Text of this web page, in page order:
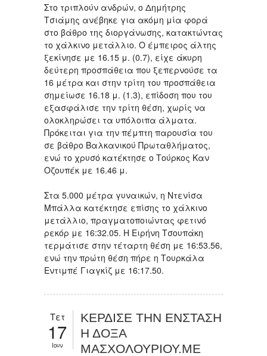
Στο τριπλούν ανδρών, ο Δημήτρης
Τσιάμης ανέβηκε για ακόμη μία φορά
στο βάθρο της διοργάνωσης, κατακτώντας
το χάλκινο μετάλλιο. Ο έμπειρος άλτης
ξεκίνησε με 16.15 μ. (0.7), είχε άκυρη
δεύτερη προσπάθεια που ξεπερνούσε τα
16 μέτρα και στην τρίτη του προσπάθεια
σημείωσε 16.18 μ. (1.3), επίδοση που του
εξασφάλισε την τρίτη θέση, χωρίς να
ολοκληρώσει τα υπόλοιπα άλματα.
Πρόκειται για την πέμπτη παρουσία του
σε βάθρο Βαλκανικού Πρωταθλήματος,
ενώ το χρυσό κατέκτησε ο Τούρκος Καν
Οζουπέκ με 16.46 μ.
Στα 5.000 μέτρα γυναικών, η Ντενίσα
Μπάλλα κατέκτησε επίσης το χάλκινο
μετάλλιο, πραγματοποιώντας φετινό
ρεκόρ με 16:32.05. Η Ειρήνη Τσουπάκη
τερμάτισε στην τέταρτη θέση με 16:53.56,
ενώ την πρώτη θέση πήρε η Τουρκάλα
Εντιμπέ Γιαγκίζ με 16:17.50.
Τετ
17
Ιουν
ΚΕΡΔΙΣΕ ΤΗΝ ΕΝΣΤΑΣΗ
Η ΔΟΞΑ
ΜΑΣΧΟΛΟΥΡΙΟΥ.ΜΕ